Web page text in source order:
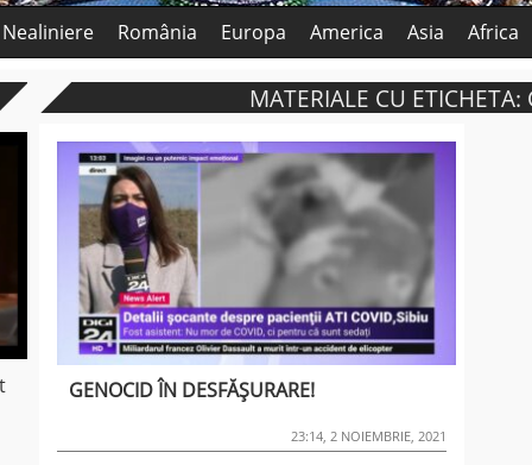
România Europa America Asia Africa
MATERIALE CU ETICHETA:
GENOCID ÎN DESFĂȘURARE!
23:14, 2 NOIEMBRIE, 2021